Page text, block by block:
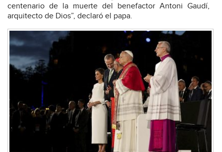
centenario de la muerte del benefactor Antoni Gaudí,
arquitecto de Dios”, declaró el papa.